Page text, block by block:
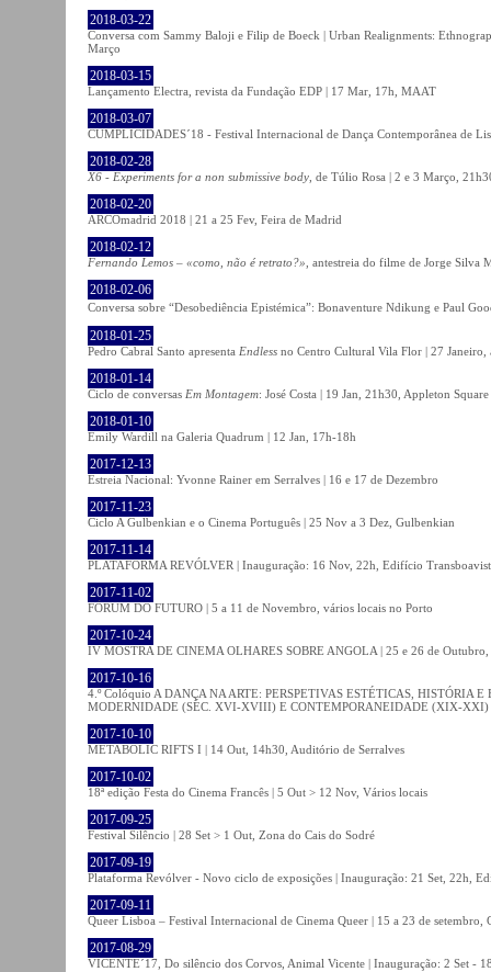
2018-03-22
Conversa com Sammy Baloji e Filip de Boeck | Urban Realignments:
Março
2018-03-15
Lançamento Electra, revista da Fundação EDP | 17 Mar, 17h, MAAT
2018-03-07
CUMPLICIDADES´18 - Festival Internacional de Dança Contemporânea de
2018-02-28
X6 - Experiments for a non submissive body , de Túlio Rosa | 2 e 3 Março,
2018-02-20
ARCOmadrid 2018 | 21 a 25 Fev, Feira de Madrid
2018-02-12
Fernando Lemos – «como, não é retrato?» , antestreia do filme de Jorge Silva
2018-02-06
Conversa sobre “Desobediência Epistémica”: Bonaventure Ndikung e Paul
2018-01-25
Pedro Cabral Santo apresenta Endless no Centro Cultural Vila Flor | 27 Janeiro,
2018-01-14
Ciclo de conversas Em Montagem: José Costa | 19 Jan, 21h30, Appleton Square
2018-01-10
Emily Wardill na Galeria Quadrum | 12 Jan, 17h-18h
2017-12-13
Estreia Nacional: Yvonne Rainer em Serralves | 16 e 17 de Dezembro
2017-11-23
Ciclo A Gulbenkian e o Cinema Português | 25 Nov a 3 Dez, Gulbenkian
2017-11-14
PLATAFORMA REVÓLVER | Inauguração: 16 Nov, 22h, Edifício
2017-11-02
FÓRUM DO FUTURO | 5 a 11 de Novembro, vários locais no Porto
2017-10-24
IV MOSTRA DE CINEMA OLHARES SOBRE ANGOLA | 25 e 26 de
2017-10-16
4.º Colóquio A DANÇA NA ARTE: PERSPETIVAS ESTÉTICAS, HISTÓRIA
MODERNIDADE (SÉC. XVI-XVIII) E CONTEMPORANEIDADE (XIX-XXI)
2017-10-10
METABOLIC RIFTS I | 14 Out, 14h30, Auditório de Serralves
2017-10-02
18ª edição Festa do Cinema Francês | 5 Out > 12 Nov, Vários locais
2017-09-25
Festival Silêncio | 28 Set > 1 Out, Zona do Cais do Sodré
2017-09-19
Plataforma Revólver - Novo ciclo de exposições | Inauguração: 21 Set, 22h,
2017-09-11
Queer Lisboa – Festival Internacional de Cinema Queer | 15 a 23 de setembro,
2017-08-29
VICENTE´17, Do silêncio dos Corvos, Animal Vicente | Inauguração: 2 Set -